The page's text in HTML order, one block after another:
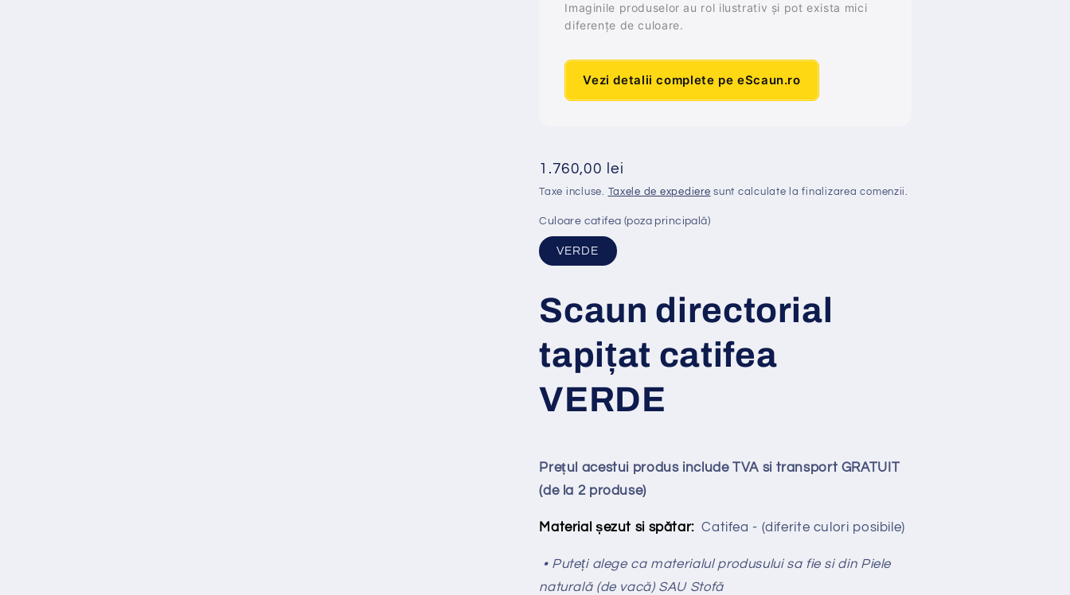
Imaginile produselor au rol ilustrativ și pot exista mici
diferențe de culoare.
Vezi detalii complete pe eScaun.ro
Preț
obișnuit
1.760,00 lei
Taxe incluse. Taxele de expediere sunt calculate la finalizarea comenzii.
Culoare catifea (poza principală)
VERDE
Scaun directorial
tapițat catifea
VERDE
Prețul acestui produs include TVA si transport GRATUIT
(de la 2 produse)
Material șezut si spătar: Catifea - (diferite culori posibile)
• Puteți alege ca materialul produsului sa fie si din Piele
naturală (de vacă) SAU Stofă